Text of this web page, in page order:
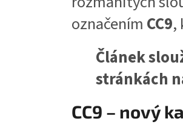
označením CC9,
Článek
stránkách
CC9 – nový